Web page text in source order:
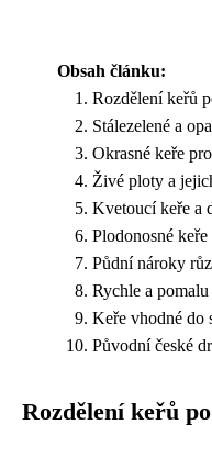
Obsah článku:
Rozdělení keřů
Stálezelené a
Okrasné keře
Živé ploty a
Kvetoucí keře a
Plodonosné
Půdní nároky
Rychle a
Keře vhodné do
Původní české
Rozdělení keřů